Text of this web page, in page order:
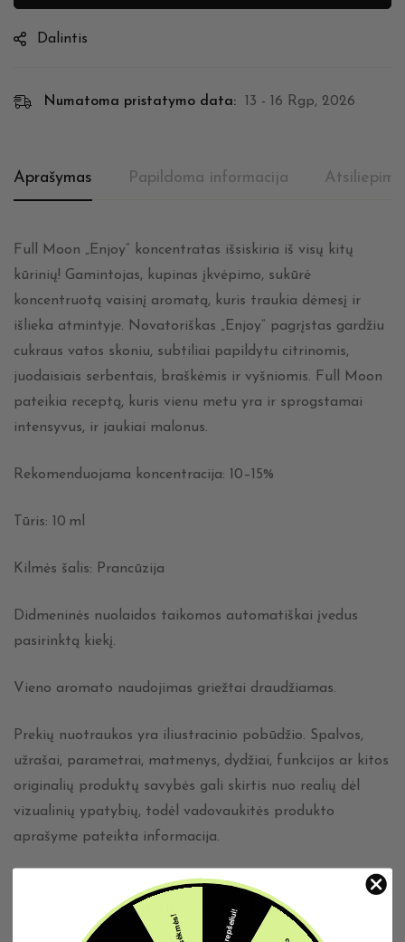
Dalintis
Numatoma pristatymo data: 13 - 16 Rgp, 2026
Aprašymas Papildoma informacija
Full Moon „Enjoy“ koncentratas išsiskiria iš visų kitų
kūrinių! Gamintojas, kupinas įkvėpimo, sukūrė
koncentruotą vaisinį aromatą, kuris traukia dėmesį ir
išlieka atmintyje. Novatoriškas „Enjoy“ pagrįstas gardžiu
cukraus vatos skoniu, subtiliai papildytu citrinomis,
juodaisiais serbentais, braškėmis ir vyšniomis. Full Moon
pateikia receptą, kuris vienu metu yra ir sprogstamai
intensyvus, ir jaukiai malonus.
Rekomenduojama koncentracija: 10–15%
Tūris: 10 ml
Kilmės šalis: Prancūzija
Didmeninės nuolaidos taikomos automatiškai įvedus
pasirinktą kiekį.
Vieno aromato naudojimas griežtai draudžiamas.
Prekių nuotraukos yra iliustracinio pobūdžio. Spalvos,
užrašai, parametrai, matmenys, dydžiai, funkcijos ar kitos
originalių produktų savybės gali skirtis nuo realių dėl
vizualinių ypatybių, todėl vadovaukitės produkto
aprašyme pateikta informacija.
Susijusios prekės